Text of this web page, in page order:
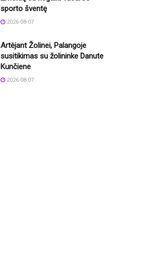
sporto šventę
2026-08-07
Artėjant Žolinei, Palangoje
susitikimas su žolininke Danute
Kunčiene
2026-08-07